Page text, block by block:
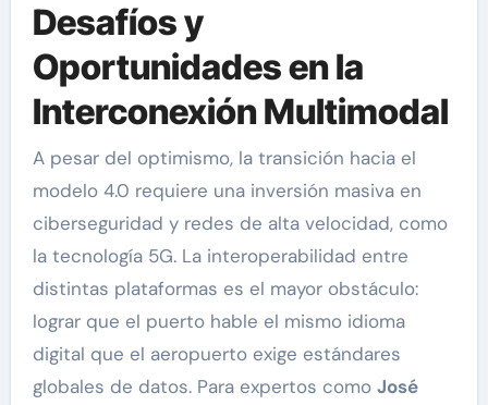
Desafíos y
Oportunidades en la
Interconexión Multimodal
A pesar del optimismo, la transición hacia el
modelo 4.0 requiere una inversión masiva en
ciberseguridad y redes de alta velocidad, como
la tecnología 5G. La interoperabilidad entre
distintas plataformas es el mayor obstáculo:
lograr que el puerto hable el mismo idioma
digital que el aeropuerto exige estándares
globales de datos. Para expertos como José